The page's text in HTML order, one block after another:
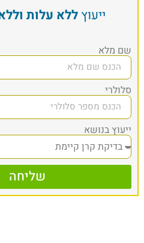
ייעוץללא עלות
שם מלא
סלולרי
ייעוץ בנושא
שליחה